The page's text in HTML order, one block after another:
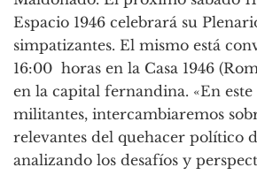
Espacio 1946 celebrará su
simpatizantes. El mismo está
16:00 horas en la Casa 1946
en la capital fernandina. «En
militantes, intercambiaremos
relevantes del quehacer político
analizando los desafíos y